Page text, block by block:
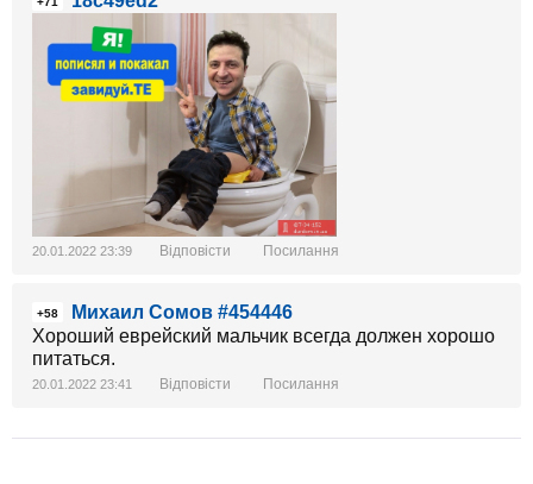
20.01.2022 23:39 Відповісти Посилання
+58
Михаил Сомов #454446
Хороший еврейский мальчик всегда должен хорошо
питаться.
20.01.2022 23:41 Відповісти Посилання